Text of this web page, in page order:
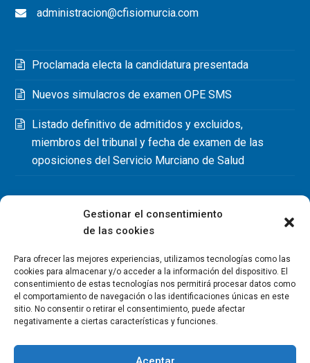
Gestionar el consentimiento
de las cookies
Para ofrecer las mejores experiencias, utilizamos tecnologías como las
cookies para almacenar y/o acceder a la información del dispositivo. El
consentimiento de estas tecnologías nos permitirá procesar datos como
el comportamiento de navegación o las identificaciones únicas en este
sitio. No consentir o retirar el consentimiento, puede afectar
negativamente a ciertas características y funciones.
administracion@cfisiomurcia.com
Proclamada electa la candidatura presentada
Nuevos simulacros de examen OPE SMS
Listado definitivo de admitidos y excluidos,
miembros del tribunal y fecha de examen de las
oposiciones del Servicio Murciano de Salud